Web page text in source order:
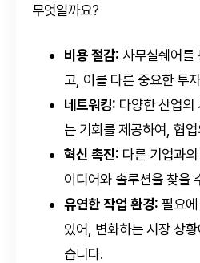
무엇일까요?
비용 절감: 사무실쉐어를
고, 이를 다른 중요한 투
네트워킹: 다양한 산업의
는 기회를 제공하여, 협
혁신 촉진: 다른 기업과
이디어와 솔루션을 찾을
유연한 작업 환경: 필요
있어, 변화하는 시장 상
습니다.